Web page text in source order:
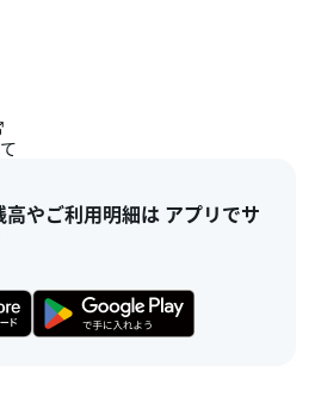
高やご利用明細は アプリでサ